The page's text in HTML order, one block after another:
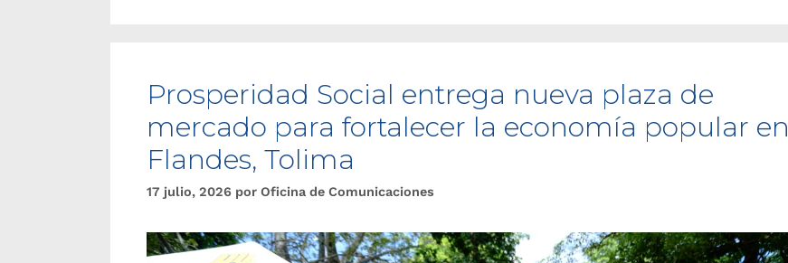
Prosperidad Social entrega nueva plaza de
mercado para fortalecer la economía popular en
Flandes, Tolima
17 julio, 2026 por Oficina de Comunicaciones